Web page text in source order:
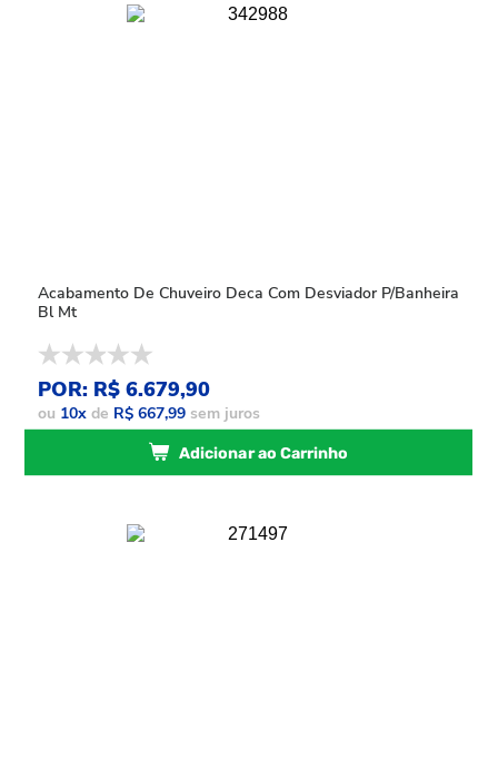
Acabamento De Chuveiro Deca Com Desviador P/Banheira
Bl Mt
POR: R$ 6.679,90
ou 10x de R$ 667,99 sem juros
Adicionar ao Carrinho